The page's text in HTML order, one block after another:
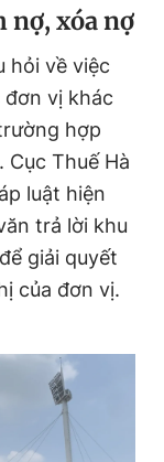
nợ, xóa nợ
hỏi về việc
vị khác
hợp
Thuế Hà
luật hiện
trả lời khu
giải quyết
của đơn vị.